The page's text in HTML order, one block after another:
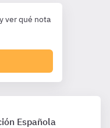
ver qué nota
Española